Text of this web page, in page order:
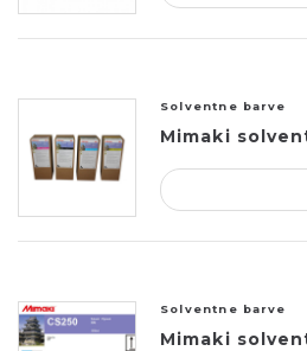
Solventne barve
Mimaki
Solventne barve
Mimaki